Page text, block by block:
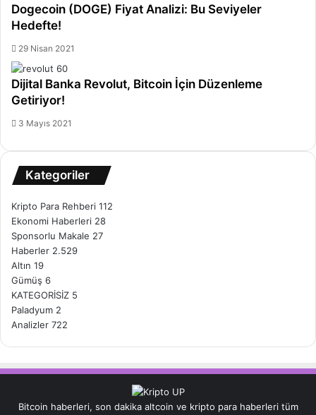
Dogecoin (DOGE) Fiyat Analizi: Bu Seviyeler
Hedefte!
29 Nisan 2021
Dijital Banka Revolut, Bitcoin İçin Düzenleme
Getiriyor!
3 Mayıs 2021
Kategoriler
Kripto Para Rehberi 112
Ekonomi Haberleri 28
Sponsorlu Makale 27
Haberler 2.529
Altın 19
Gümüş 6
KATEGORİSİZ 5
Paladyum 2
Analizler 722
Bitcoin haberleri, son dakika altcoin ve kripto para haberleri tüm